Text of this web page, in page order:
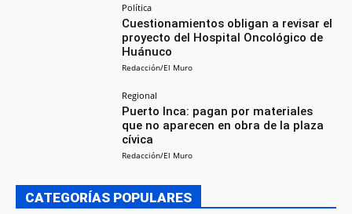
Política
Cuestionamientos obligan a revisar el
proyecto del Hospital Oncológico de
Huánuco
Redacción/El Muro
Regional
Puerto Inca: pagan por materiales
que no aparecen en obra de la plaza
cívica
Redacción/El Muro
CATEGORÍAS POPULARES